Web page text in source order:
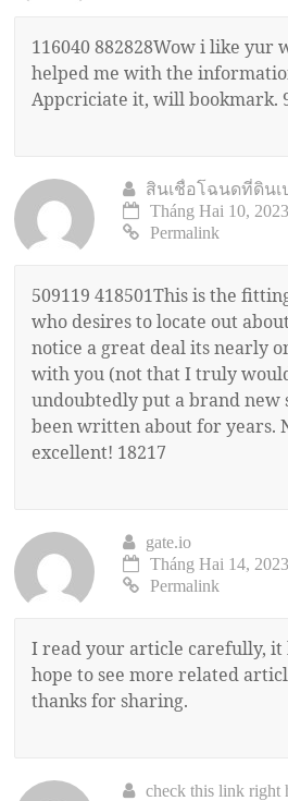
116040 882828Wow i like yur
helped me with the
Appcriciate it, will bookmark.
สินเชื่อโฉนดที่ดินเ
Tháng Hai 10,
Permalink
509119 418501This is the
who desires to locate out
notice a great deal its nearly
with you (not that I truly
undoubtedly put a brand new
been written about for years.
excellent! 18217
gate.io
Tháng Hai 14,
Permalink
I read your article carefully, it
hope to see more related
thanks for sharing.
check this link right